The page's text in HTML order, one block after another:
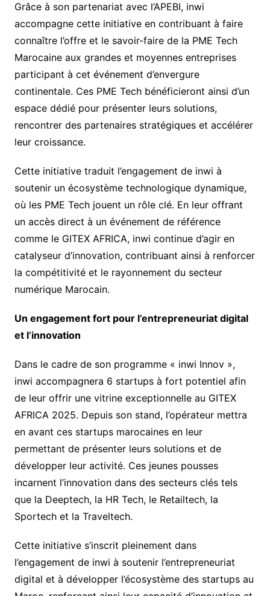
Grâce à son partenariat avec l’APEBI, inwi
accompagne cette initiative en contribuant à faire
connaître l’offre et le savoir-faire de la PME Tech
Marocaine aux grandes et moyennes entreprises
participant à cet événement d’envergure
continentale. Ces PME Tech bénéficieront ainsi d’un
espace dédié pour présenter leurs solutions,
rencontrer des partenaires stratégiques et accélérer
leur croissance.
Cette initiative traduit l’engagement de inwi à
soutenir un écosystème technologique dynamique,
où les PME Tech jouent un rôle clé. En leur offrant
un accès direct à un événement de référence
comme le GITEX AFRICA, inwi continue d’agir en
catalyseur d’innovation, contribuant ainsi à renforcer
la compétitivité et le rayonnement du secteur
numérique Marocain.
Un engagement fort pour l’entrepreneuriat digital
et l’innovation
Dans le cadre de son programme « inwi Innov »,
inwi accompagnera 6 startups à fort potentiel afin
de leur offrir une vitrine exceptionnelle au GITEX
AFRICA 2025. Depuis son stand, l’opérateur mettra
en avant ces startups marocaines en leur
permettant de présenter leurs solutions et de
développer leur activité. Ces jeunes pousses
incarnent l’innovation dans des secteurs clés tels
que la Deeptech, la HR Tech, le Retailtech, la
Sportech et la Traveltech.
Cette initiative s’inscrit pleinement dans
l’engagement de inwi à soutenir l’entrepreneuriat
digital et à développer l’écosystème des startups au